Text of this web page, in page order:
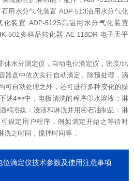
用水分气化装置 ADP-513油用水分气化
化装置 ADP-512S高温用水分气化装置
501多样品转化器 AE-118DR 电子天平
休水分测定仪，自动电位滴定仪，密度/比
器盘中依次实行自动滴定。除预处理，滴
可自动处理之外，还可进行多种变化的操
述4种中，电极清洗的程序①水溶液：淋
精溶媒：浸渍和淋洗并用④石油制品：淋
可设定用户程序，例如滴定开始之等待时
洗之时间，搅拌时间等．
位滴定仪技术参数及使用注意事项